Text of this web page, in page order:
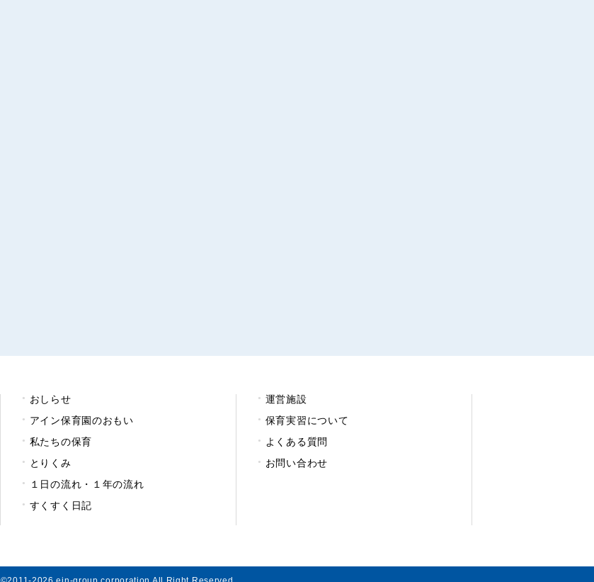
おしらせ
アイン保育園のおもい
私たちの保育
とりくみ
１日の流れ・１年の流れ
すくすく日記
運営施設
保育実習について
よくある質問
お問い合わせ